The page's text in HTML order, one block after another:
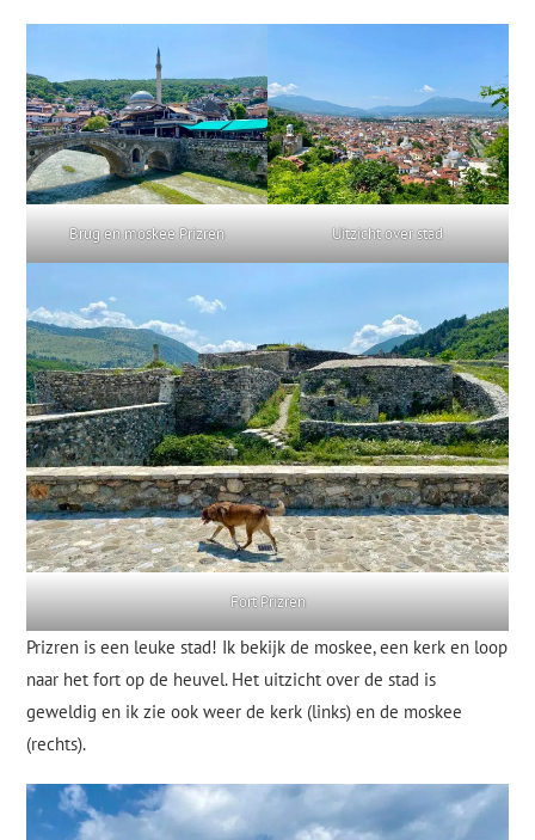
Brug en moskee Prizren Uitzicht over stad
Fort Prizren
Prizren is een leuke stad! Ik bekijk de moskee, een kerk en loop
naar het fort op de heuvel. Het uitzicht over de stad is
geweldig en ik zie ook weer de kerk (links) en de moskee
(rechts).